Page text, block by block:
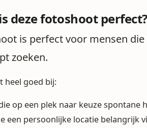
deze fotoshoot perfect?
is perfect voor mensen
zoeken.
heel goed bij:
op een plek naar keuze spontane
een persoonlijke locatie belangrijk